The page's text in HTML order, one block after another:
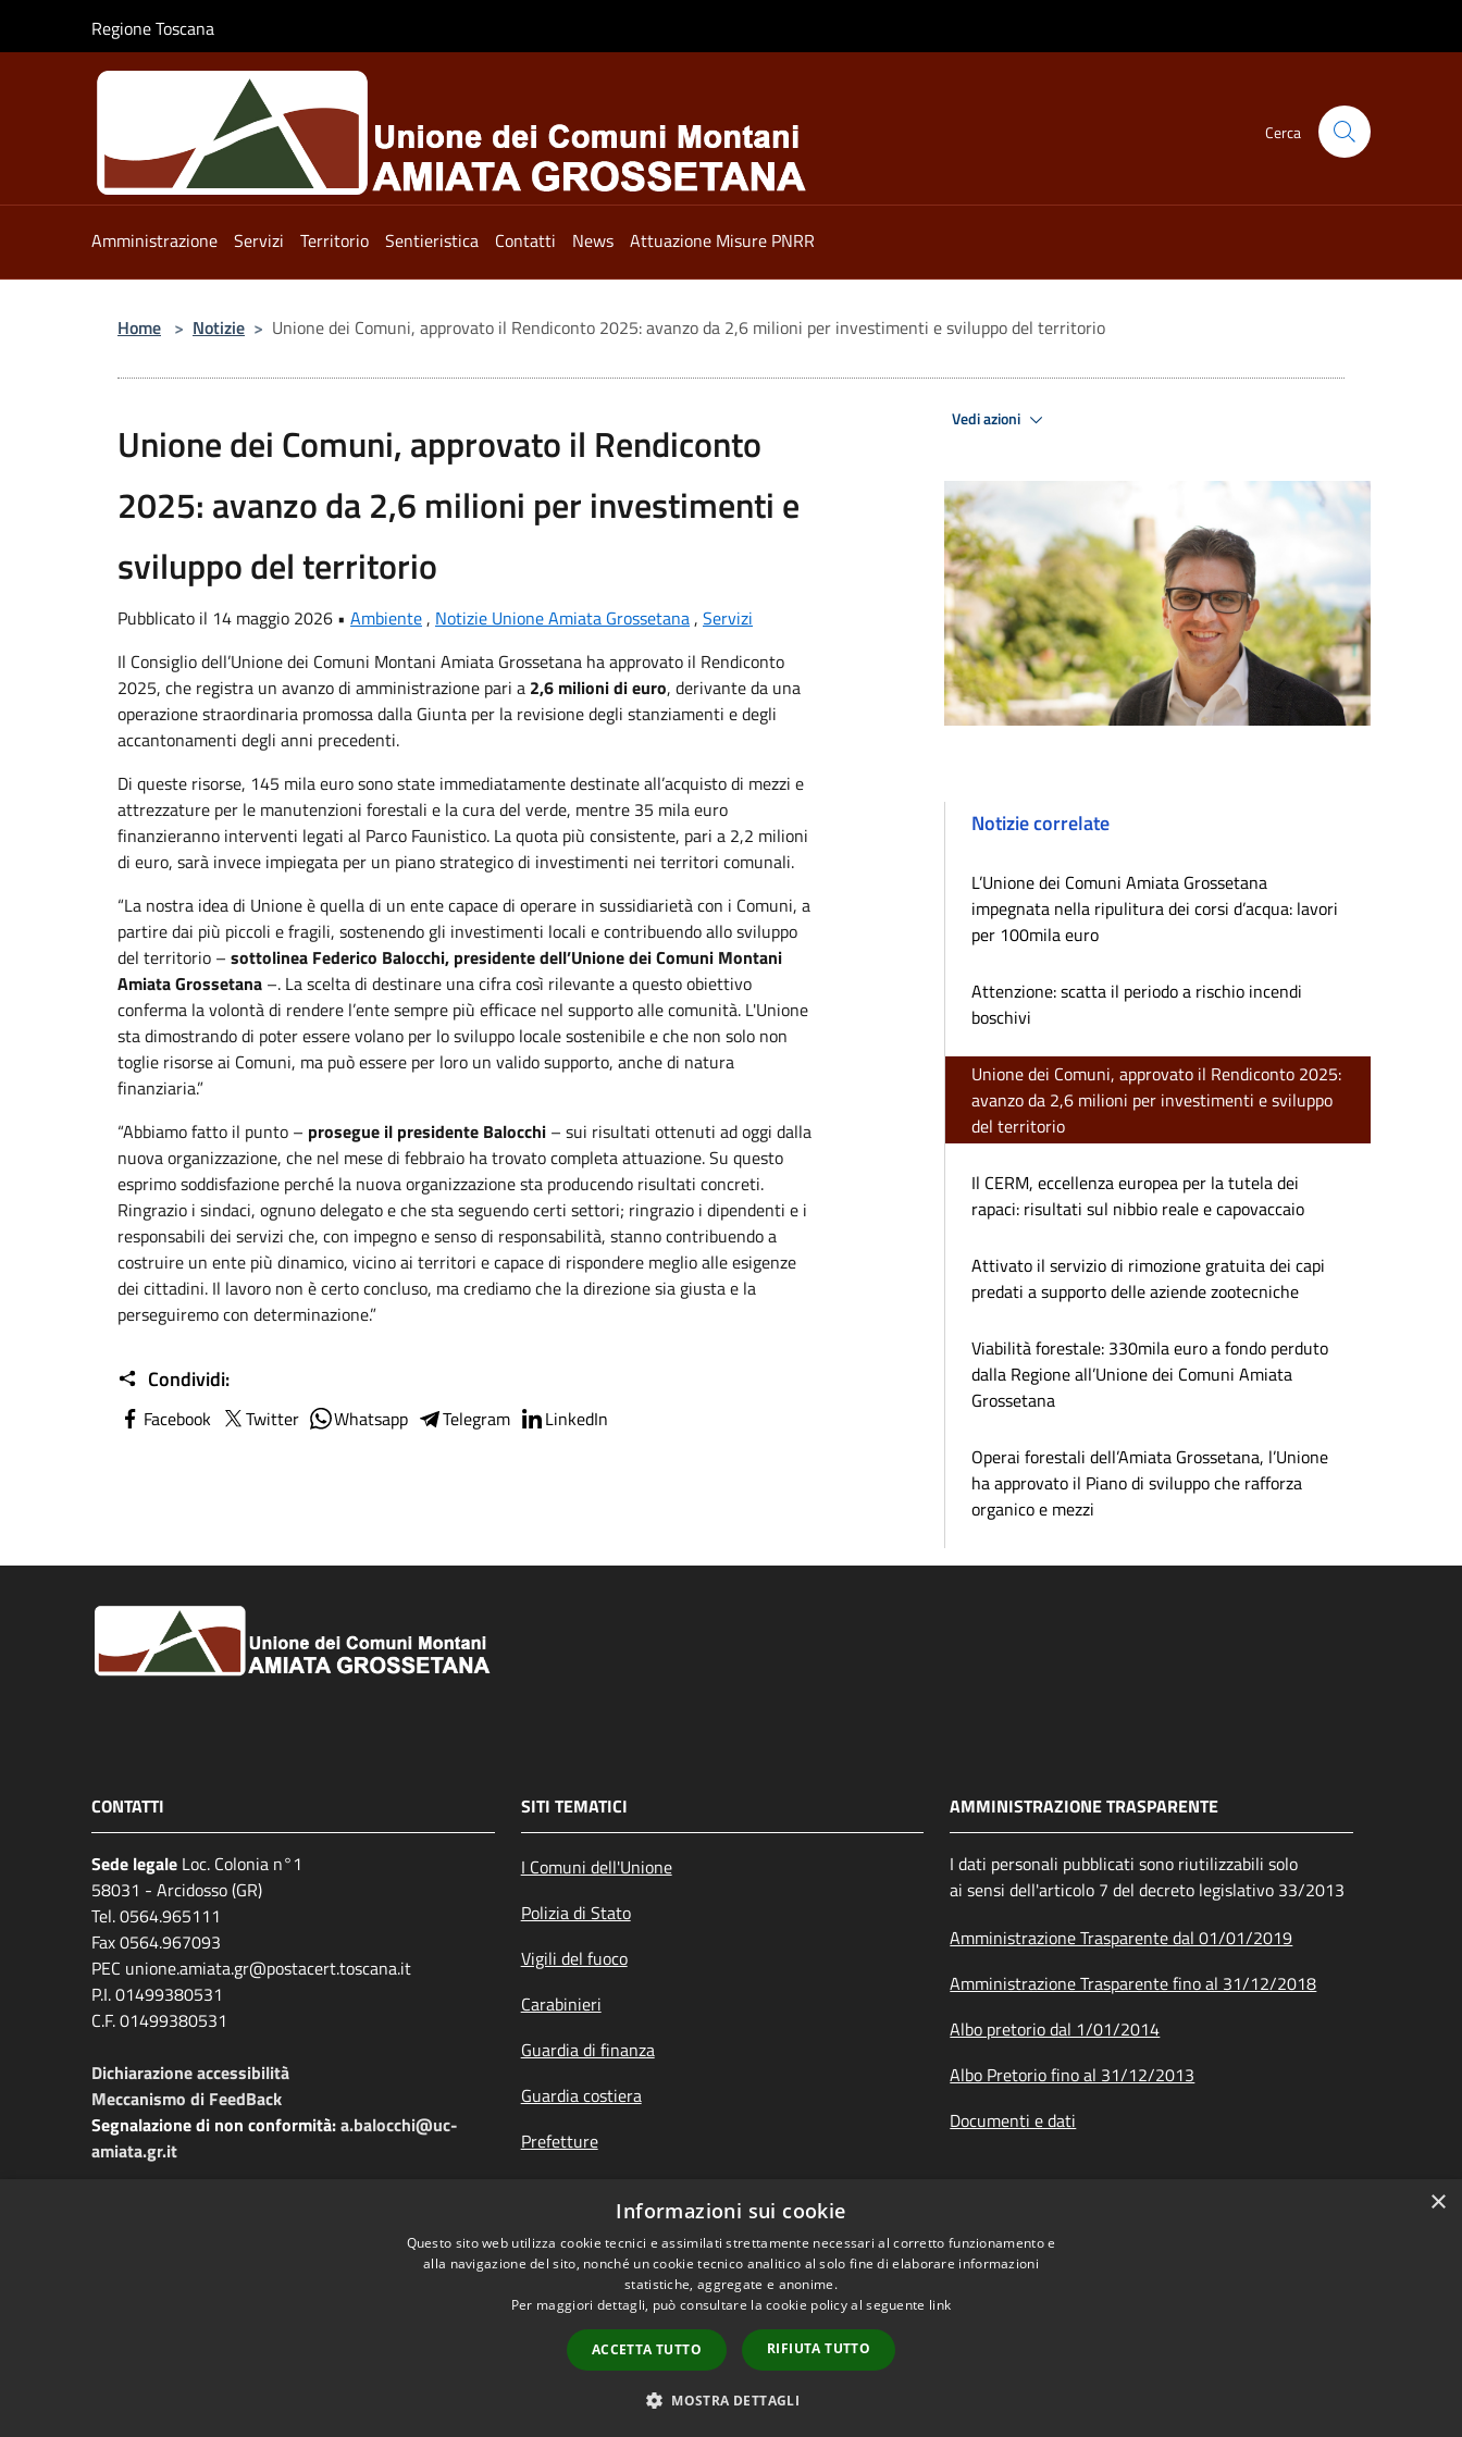
Regione Toscana
Cerca
Amministrazione Servizi Territorio Sentieristica Contatti News Attuazione Misure PNRR
Home > Notizie > Unione dei Comuni, approvato il Rendiconto 2025: avanzo da 2,6 milioni per investimenti e sviluppo del territorio
Unione dei Comuni, approvato il Rendiconto
2025: avanzo da 2,6 milioni per investimenti e
sviluppo del territorio
Pubblicato il 14 maggio 2026 • Ambiente, Notizie Unione Amiata Grossetana, Servizi
Il Consiglio dell’Unione dei Comuni Montani Amiata Grossetana ha approvato il Rendiconto
2025, che registra un avanzo di amministrazione pari a 2,6 milioni di euro, derivante da una
operazione straordinaria promossa dalla Giunta per la revisione degli stanziamenti e degli
accantonamenti degli anni precedenti.
Di queste risorse, 145 mila euro sono state immediatamente destinate all’acquisto di mezzi e
attrezzature per le manutenzioni forestali e la cura del verde, mentre 35 mila euro
finanzieranno interventi legati al Parco Faunistico. La quota più consistente, pari a 2,2 milioni
di euro, sarà invece impiegata per un piano strategico di investimenti nei territori comunali.
“La nostra idea di Unione è quella di un ente capace di operare in sussidiarietà con i Comuni, a
partire dai più piccoli e fragili, sostenendo gli investimenti locali e contribuendo allo sviluppo
del territorio – sottolinea Federico Balocchi, presidente dell’Unione dei Comuni Montani
Amiata Grossetana –. La scelta di destinare una cifra così rilevante a questo obiettivo
conferma la volontà di rendere l’ente sempre più efficace nel supporto alle comunità. L'Unione
sta dimostrando di poter essere volano per lo sviluppo locale sostenibile e che non solo non
toglie risorse ai Comuni, ma può essere per loro un valido supporto, anche di natura
finanziaria.”
“Abbiamo fatto il punto – prosegue il presidente Balocchi – sui risultati ottenuti ad oggi dalla
nuova organizzazione, che nel mese di febbraio ha trovato completa attuazione. Su questo
esprimo soddisfazione perché la nuova organizzazione sta producendo risultati concreti.
Ringrazio i sindaci, ognuno delegato e che sta seguendo certi settori; ringrazio i dipendenti e i
responsabili dei servizi che, con impegno e senso di responsabilità, stanno contribuendo a
costruire un ente più dinamico, vicino ai territori e capace di rispondere meglio alle esigenze
dei cittadini. Il lavoro non è certo concluso, ma crediamo che la direzione sia giusta e la
perseguiremo con determinazione.”
Condividi:
Facebook Twitter Whatsapp Telegram LinkedIn
Vedi azioni
Notizie correlate
L’Unione dei Comuni Amiata Grossetana
impegnata nella ripulitura dei corsi d’acqua: lavori
per 100mila euro
Attenzione: scatta il periodo a rischio incendi
boschivi
Unione dei Comuni, approvato il Rendiconto 2025:
avanzo da 2,6 milioni per investimenti e sviluppo
del territorio
Il CERM, eccellenza europea per la tutela dei
rapaci: risultati sul nibbio reale e capovaccaio
Attivato il servizio di rimozione gratuita dei capi
predati a supporto delle aziende zootecniche
Viabilità forestale: 330mila euro a fondo perduto
dalla Regione all’Unione dei Comuni Amiata
Grossetana
Operai forestali dell’Amiata Grossetana, l’Unione
ha approvato il Piano di sviluppo che rafforza
organico e mezzi
CONTATTI
Sede legale Loc. Colonia n°1
58031 - Arcidosso (GR)
Tel. 0564.965111
Fax 0564.967093
PEC unione.amiata.gr@postacert.toscana.it
P.I. 01499380531
C.F. 01499380531
Dichiarazione accessibilità
Meccanismo di FeedBack
Segnalazione di non conformità:a.balocchi@uc-
amiata.gr.it
SITI TEMATICI
I Comuni dell'Unione
Polizia di Stato
Vigili del fuoco
Carabinieri
Guardia di finanza
Guardia costiera
Prefetture
Your Europe, italiano
AMMINISTRAZIONE TRASPARENTE
I dati personali pubblicati sono riutilizzabili solo
ai sensi dell'articolo 7 del decreto legislativo 33/2013
Amministrazione Trasparente dal 01/01/2019
Amministrazione Trasparente fino al 31/12/2018
Albo pretorio dal 1/01/2014
Albo Pretorio fino al 31/12/2013
Documenti e dati
Copyright © 2026 • Unione dei Comuni Montani Amiata Grossetana • Powered by
×
Informazioni sui cookie
Questo sito web utilizza cookie tecnici e assimilati strettamente necessari al corretto funzionamento e
alla navigazione del sito, nonché un cookie tecnico analitico al solo fine di elaborare informazioni
statistiche, aggregate e anonime.
Per maggiori dettagli, può consultare la cookie policy al seguente link
ACCETTA TUTTO RIFIUTA TUTTO
MOSTRA DETTAGLI